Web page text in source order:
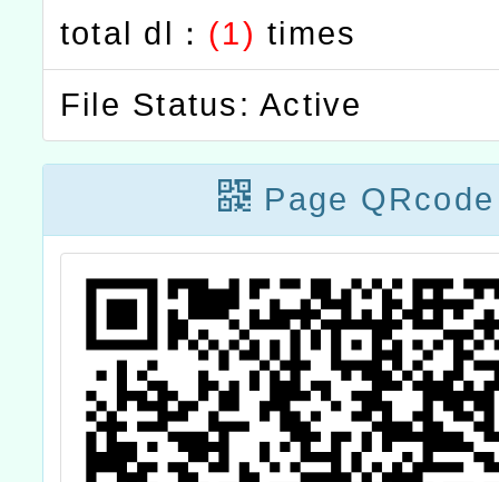
total dl： (1) times
File Status: Active
Page QRcode